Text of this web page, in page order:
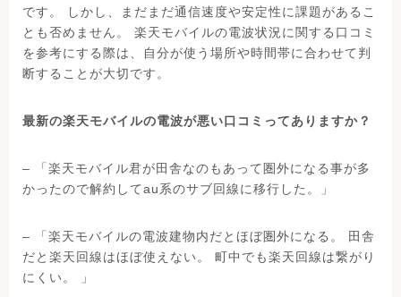
です。 しかし、まだまだ通信速度や安定性に課題があるこ
とも否めません。 楽天モバイルの電波状況に関する口コミ
を参考にする際は、自分が使う場所や時間帯に合わせて判
断することが大切です。
最新の楽天モバイルの電波が悪い口コミってありますか？
– 「楽天モバイル君が田舎なのもあって圏外になる事が多
かったので解約してau系のサブ回線に移行した。」
– 「楽天モバイルの電波建物内だとほぼ圏外になる。 田舎
だと楽天回線はほぼ使えない。 町中でも楽天回線は繋がり
にくい。 」